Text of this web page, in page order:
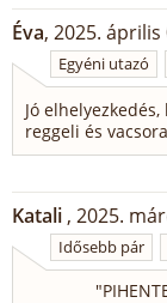
Éva, 2025.
Egyéni utazó
Jó
reggeli és
Katali , 2025.
Idősebb pár
"